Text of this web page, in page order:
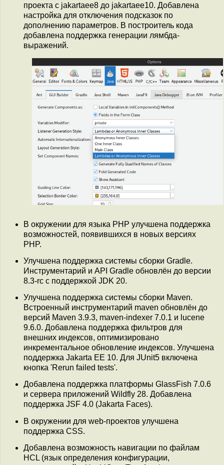
проекта с jakartaee8 до jakartaee10. Добавлена
настройка для отключения подсказок по
дополнению параметров. В построитель кода
добавлена поддержка генерации лямбда-
выражений.
В окружении для языка PHP улучшена поддержка
возможностей, появившихся в новых версиях
PHP.
Улучшена поддержка системы сборки Gradle.
Инструментарий и API Gradle обновлён до версии
8.3-rc с поддержкой JDK 20.
Улучшена поддержка системы сборки Maven.
Встроенный инструментарий maven обновлён до
версий Maven 3.9.3, maven-indexer 7.0.1 и lucene
9.6.0. Добавлена поддержка фильтров для
внешних индексов, оптимизировано
инкрементальное обновление индексов. Улучшена
поддержка Jakarta EE 10. Для JUnit5 включена
кнопка 'Rerun failed tests'.
Добавлена поддержка платформы GlassFish 7.0.6
и сервера приложений Wildfly 28. Добавлена
поддержка JSF 4.0 (Jakarta Faces).
В окружении для web-проектов улучшена
поддержка CSS.
Добавлена возможность навигации по файлам
HCL (язык определения конфигурации,